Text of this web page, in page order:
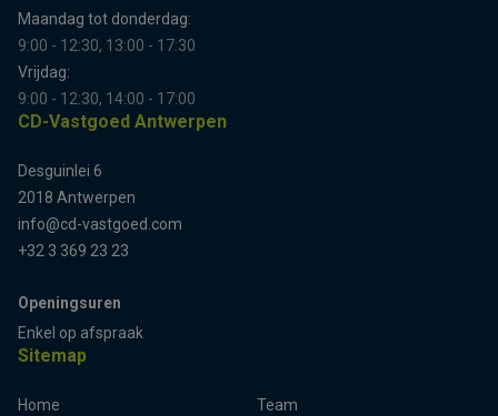
Maandag tot donderdag:
9:00 - 12:30, 13:00 - 17:30
Vrijdag:
9:00 - 12:30, 14:00 - 17:00
CD-Vastgoed Antwerpen
Desguinlei 6
2018 Antwerpen
info@cd-vastgoed.com
+32 3 369 23 23
Openingsuren
Enkel op afspraak
Sitemap
Home
Team